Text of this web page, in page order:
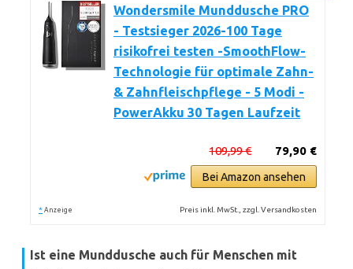
Wondersmile Munddusche PRO
- Testsieger 2026-100 Tage
risikofrei testen -SmoothFlow-
Technologie für optimale Zahn-
& Zahnfleischpflege - 5 Modi -
PowerAkku 30 Tagen Laufzeit
79,90 €
109,99 €
Bei Amazon ansehen
* Anzeige Preis inkl. MwSt., zzgl. Versandkosten
Ist eine Munddusche auch für Menschen mit